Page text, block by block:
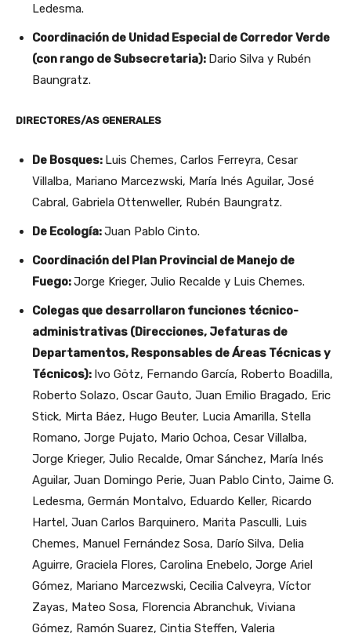
Ledesma.
Coordinación de Unidad Especial de Corredor Verde
(con rango de Subsecretaria): Dario Silva y Rubén
Baungratz.
DIRECTORES/AS GENERALES
De Bosques: Luis Chemes, Carlos Ferreyra, Cesar
Villalba, Mariano Marcezwski, María Inés Aguilar, José
Cabral, Gabriela Ottenweller, Rubén Baungratz.
De Ecología:Juan Pablo Cinto.
Coordinación del Plan Provincial de Manejo de
Fuego:Jorge Krieger, Julio Recalde y Luis Chemes.
Colegas que desarrollaron funciones técnico-
administrativas (Direcciones, Jefaturas de
Departamentos, Responsables de Áreas Técnicas y
Técnicos): Ivo Götz, Fernando García, Roberto Boadilla,
Roberto Solazo, Oscar Gauto, Juan Emilio Bragado, Eric
Stick, Mirta Báez, Hugo Beuter, Lucia Amarilla, Stella
Romano, Jorge Pujato, Mario Ochoa, Cesar Villalba,
Jorge Krieger, Julio Recalde, Omar Sánchez, María Inés
Aguilar, Juan Domingo Perie, Juan Pablo Cinto, Jaime G.
Ledesma, Germán Montalvo, Eduardo Keller, Ricardo
Hartel, Juan Carlos Barquinero, Marita Pasculli, Luis
Chemes, Manuel Fernández Sosa, Darío Silva, Delia
Aguirre, Graciela Flores, Carolina Enebelo, Jorge Ariel
Gómez, Mariano Marcezwski, Cecilia Calveyra, Víctor
Zayas, Mateo Sosa, Florencia Abranchuk, Viviana
Gómez, Ramón Suarez, Cintia Steffen, Valeria